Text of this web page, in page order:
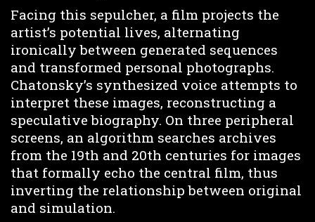
Facing this sepulcher, a film projects the
artist’s potential lives, alternating
ironically between generated sequences
and transformed personal photographs.
Chatonsky’s synthesized voice attempts to
interpret these images, reconstructing a
speculative biography. On three peripheral
screens, an algorithm searches archives
from the 19th and 20th centuries for images
that formally echo the central film, thus
inverting the relationship between original
and simulation.